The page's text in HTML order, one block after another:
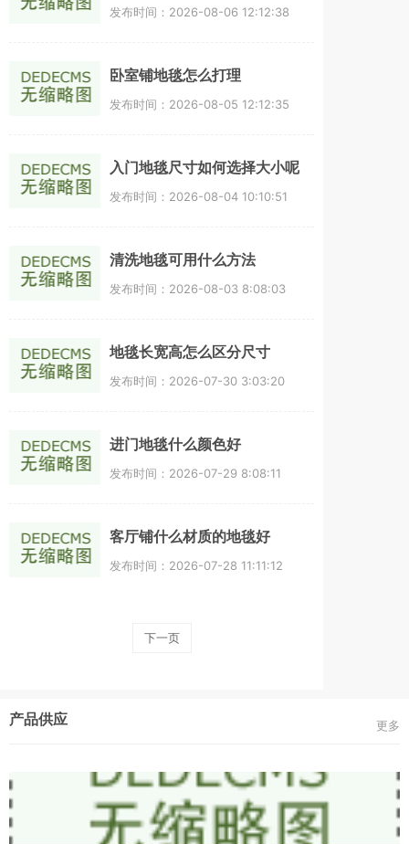
发布时间：2026-08-06 12:12:38
卧室铺地毯怎么打理
发布时间：2026-08-05 12:12:35
入门地毯尺寸如何选择大小呢
发布时间：2026-08-04 10:10:51
清洗地毯可用什么方法
发布时间：2026-08-03 8:08:03
地毯长宽高怎么区分尺寸
发布时间：2026-07-30 3:03:20
进门地毯什么颜色好
发布时间：2026-07-29 8:08:11
客厅铺什么材质的地毯好
发布时间：2026-07-28 11:11:12
下一页
产品供应 更多